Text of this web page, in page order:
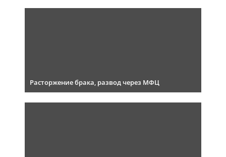
Расторжение брака, развод через МФЦ